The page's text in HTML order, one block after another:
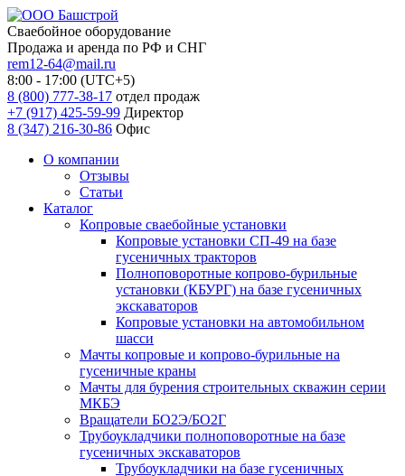
Сваебойное оборудование
Продажа и аренда по РФ и СНГ
rem12-64@mail.ru
8:00 - 17:00 (UTC+5)
8 (800) 777-38-17 отдел продаж
+7 (917) 425-59-99 Директор
8 (347) 216-30-86 Офис
О компании
Отзывы
Статьи
Каталог
Копровые сваебойные установки
Копровые установки СП-49 на базе
гусеничных тракторов
Полноповоротные копрово-бурильные
установки (КБУРГ) на базе гусеничных
экскаваторов
Копровые установки на автомобильном
шасси
Мачты копровые и копрово-бурильные на
гусеничные краны
Мачты для бурения строительных скважин серии
МКБЭ
Вращатели БО2Э/БО2Г
Трубоукладчики полноповоротные на базе
гусеничных экскаваторов
Трубоукладчики на базе гусеничных